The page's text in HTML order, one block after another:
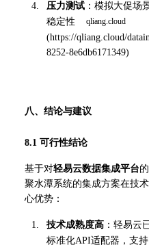
压力测试 ：模拟大促场
稳定性
(https://qliang.cloud/
8252-8e6db6171349)
八、结论与建议
8.1 可行性结论
基于对轻易云数据集成平台
聚水潭系统的集成方案在技
心优势：
技术成熟度高 ：轻易云
标准化API适配器，支